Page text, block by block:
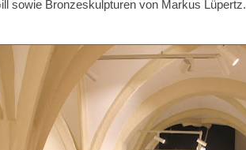
sowie Bronzeskulpturen von Markus Lüpertz.